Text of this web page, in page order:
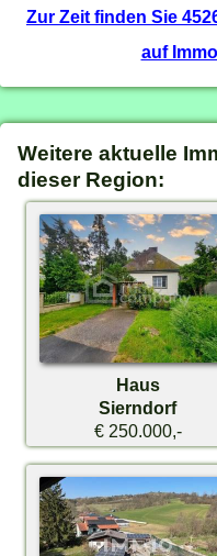
Zur Zeit finden Sie
auf
Weitere aktuelle
dieser Region:
Haus
Sierndorf
€ 250.000,-